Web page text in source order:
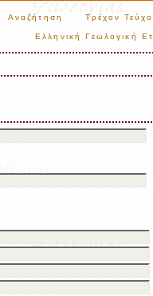
Αναζήτηση Τρέχον
Ελληνική Γεωλογική